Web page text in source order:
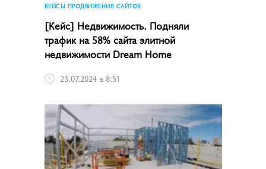
КЕЙСЫ ПРОДВИЖЕНИЯ САЙТОВ
[Кейс] Недвижимость. Подняли
трафик на 58% сайта элитной
недвижимости Dream Home
23.07.2024 в 8:51